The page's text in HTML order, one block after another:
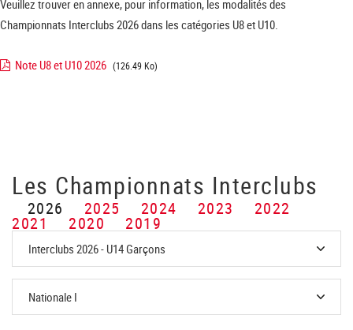
Veuillez trouver en annexe, pour information, les modalités des
Championnats Interclubs 2026 dans les catégories U8 et U10.
Note U8 et U10 2026 (126.49 Ko)
Les Championnats Interclubs
2026 2025 2024 2023 2022
2021 2020 2019